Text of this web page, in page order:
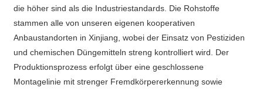
die höher sind als die Industriestandards. Die Rohstoffe
stammen alle von unseren eigenen kooperativen
Anbaustandorten in Xinjiang, wobei der Einsatz von Pestiziden
und chemischen Düngemitteln streng kontrolliert wird. Der
Produktionsprozess erfolgt über eine geschlossene
Montagelinie mit strenger Fremdkörpererkennung sowie